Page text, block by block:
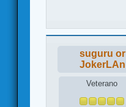
suguru or
JokerLAn
Veterano